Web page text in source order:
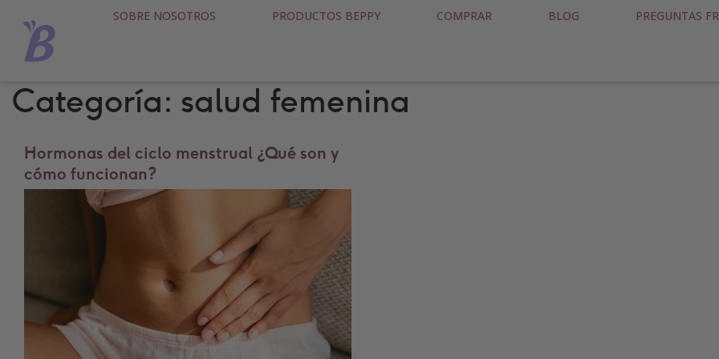
SOBRE NOSOTROS PRODUCTOS BEPPY COMPRAR BLOG PREGUNTAS
Categoría: salud femenina
Hormonas del ciclo menstrual ¿Qué son y
cómo funcionan?